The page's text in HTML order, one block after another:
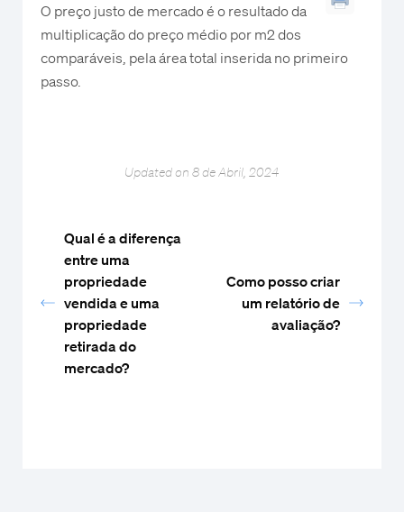
O preço justo de mercado é o resultado da
multiplicação do preço médio por m2 dos
comparáveis, pela área total inserida no primeiro
passo.
Updated on 8 de Abril, 2024
Qual é a diferença
entre uma
propriedade
vendida e uma
propriedade
retirada do
mercado?
Como posso criar
um relatório de
avaliação?